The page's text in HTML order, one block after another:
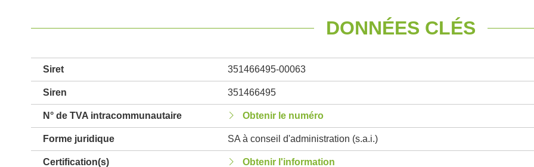
DONNÉES CLÉS
Siret 351466495-00063
Siren 351466495
N° de TVA intracommunautaire Obtenir le numéro
Forme juridique SA à conseil d'administration (s.a.i.)
Certification(s) Obtenir l'information